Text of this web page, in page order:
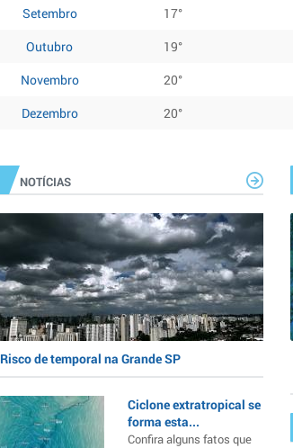
Setembro
17°
Outubro
19°
Novembro
20°
Dezembro
20°
NOTÍCIAS
Risco de temporal na Grande SP
Ciclone extratropical se
forma esta...
Confira alguns fatos que